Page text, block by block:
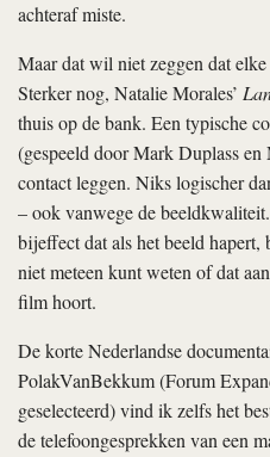
achteraf miste.
Maar dat wil niet zeggen dat
Sterker nog, Natalie Morales’
thuis op de bank. Een typische
(gespeeld door Mark Duplass
contact leggen. Niks logischer
– ook vanwege de
bijeffect dat als het beeld
niet meteen kunt weten of dat
film hoort.
De korte Nederlandse
PolakVanBekkum (Forum
geselecteerd) vind ik zelfs het
de telefoongesprekken van een